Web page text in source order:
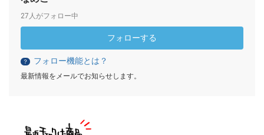
27人がフォロー中
フォローする
？ フォロー機能とは？
最新情報をメールでお知らせします。